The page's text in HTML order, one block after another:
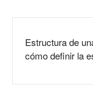
Estructura de
cómo definir la